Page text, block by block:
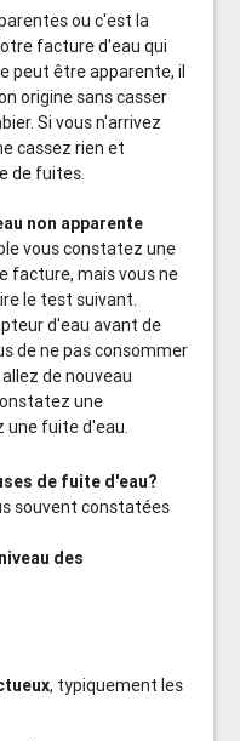
ou c'est la
facture d'eau qui
peut être apparente, il
origine sans casser
Si vous n'arrivez
cassez rien et
de fuites.
non apparente
vous constatez une
facture, mais vous ne
le test suivant.
d'eau avant de
de ne pas consommer
de nouveau
une
une fuite d'eau.
de fuite d'eau?
souvent constatées
des
, typiquement les